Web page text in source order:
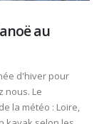
au
d'hiver pour
nous. Le
la météo : Loire,